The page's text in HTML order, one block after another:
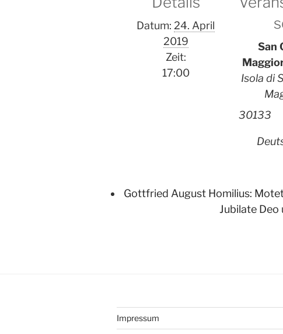
Datum: 24. April
2019
Zeit:
17:00
San
Isola di
30133
Gottfried August Homilius:
Jubilate Deo
Impressum